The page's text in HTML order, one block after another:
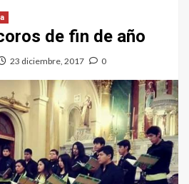
de fin de año
23 diciembre, 2017 0